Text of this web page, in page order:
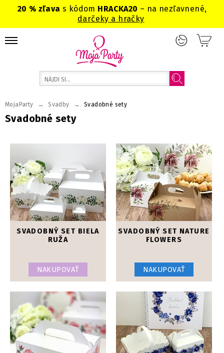
20 % zľavas kódom HRACKA20 – na nezľavnené,
darčeky a hračky
Svadobné sety
MojaParty → Svadby → Svadobné sety
SVADOBNÝ SET BIELA
RUŽA
NAKUPOVAŤ
SVADOBNÝ SET NATURE
FLOWERS
NAKUPOVAŤ